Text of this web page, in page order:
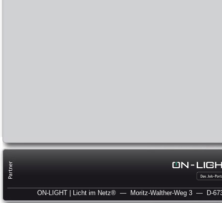
ON-LIGHT | Licht im Netz® — Moritz-Walther-Weg 3 — D-